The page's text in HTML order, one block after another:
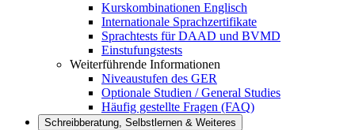
Kurskombinationen Englisch
Internationale Sprachzertifikate
Sprachtests für DAAD und BVMD
Einstufungstests
Weiterführende Informationen
Niveaustufen des GER
Optionale Studien / General Studies
Häufig gestellte Fragen (FAQ)
Schreibberatung, Selbstlernen & Weiteres